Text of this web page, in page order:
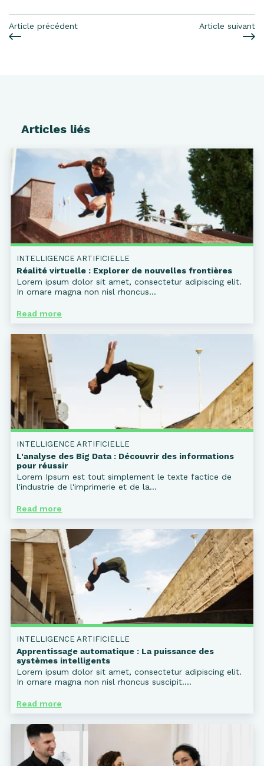
Article précédent Article suivant
Articles liés
INTELLIGENCE ARTIFICIELLE
Réalité virtuelle : Explorer de nouvelles frontières
Lorem ipsum dolor sit amet, consectetur adipiscing elit.
In ornare magna non nisl rhoncus...
Read more
INTELLIGENCE ARTIFICIELLE
L'analyse des Big Data : Découvrir des informations
pour réussir
Lorem Ipsum est tout simplement le texte factice de
l'industrie de l'imprimerie et de la...
Read more
INTELLIGENCE ARTIFICIELLE
Apprentissage automatique : La puissance des
systèmes intelligents
Lorem ipsum dolor sit amet, consectetur adipiscing elit.
In ornare magna non nisl rhoncus suscipit....
Read more